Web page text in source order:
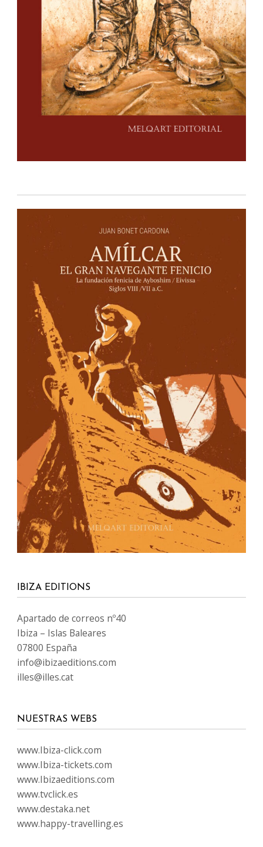
IBIZA EDITIONS
Apartado de correos nº40
Ibiza – Islas Baleares
07800 España
info@ibizaeditions.com
illes@illes.cat
NUESTRAS WEBS
www.Ibiza-click.com
www.Ibiza-tickets.com
www.Ibizaeditions.com
www.tvclick.es
www.destaka.net
www.happy-travelling.es